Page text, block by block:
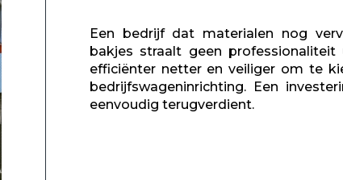
Een bedrijf dat materialen nog
bakjes straalt geen
efficiënter netter en veiliger om te
bedrijfswageninrichting. Een
eenvoudig terugverdient.